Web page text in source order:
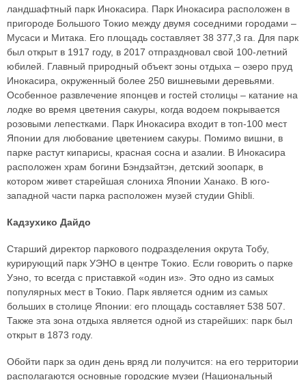
ландшафтный парк Инокасира. Парк Инокасира расположен в
пригороде Большого Токио между двумя соседними городами –
Мусаси и Митака. Его площадь составляет 38 377,3 га. Для парк
был открыт в 1917 году, в 2017 отпраздновал свой 100-летний
юбилей. Главный природный объект зоны отдыха – озеро пруд
Инокасира, окруженный более 250 вишневыми деревьями.
Особенное развлечение японцев и гостей столицы – катание на
лодке во время цветения сакуры, когда водоем покрывается
розовыми лепестками. Парк Инокасира входит в топ-100 мест
Японии для любование цветением сакуры. Помимо вишни, в
парке растут кипарисы, красная сосна и азалии. В Инокасира
расположен храм богини Бэндзайтэн, детский зоопарк, в
котором живет старейшая слониха Японии Ханако. В юго-
западной части парка расположен музей студии Ghibli.
Кадзухико Дайдо
Старший директор паркового подразделения окрута Тобу,
курирующий парк УЭНО в центре Токио. Если говорить о парке
Уэно, то всегда с приставкой «один из». Это одно из самых
популярных мест в Токио. Парк является одним из самых
больших в столице Японии: его площадь составляет 538 507.
Также эта зона отдыха является одной из старейших: парк был
открыт в 1873 году.
Обойти парк за один день вряд ли получится: на его территории
располагаются основные городские музеи (Национальный